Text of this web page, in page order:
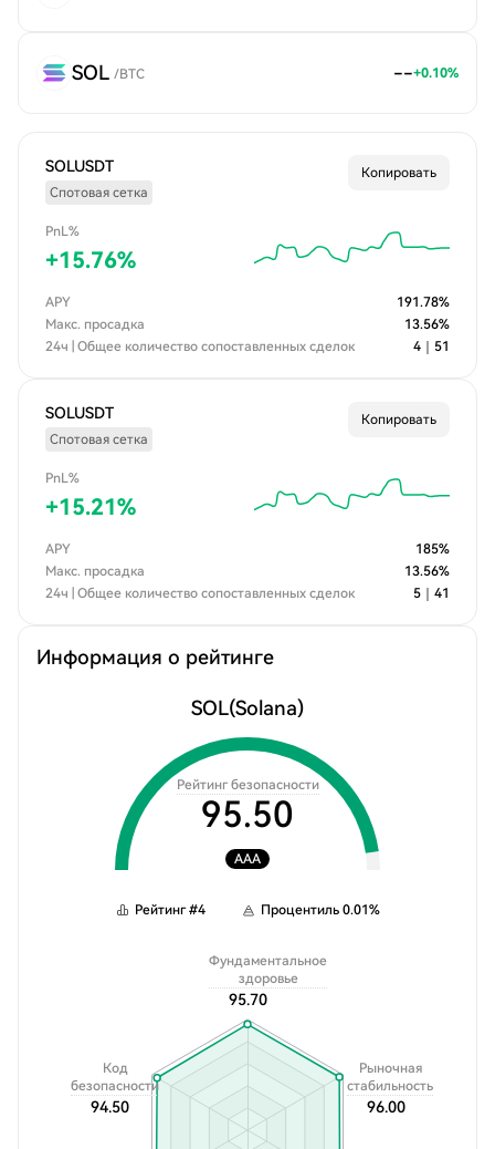
SOL /BTC --+0.10%
SOLUSDT
Спотовая сетка
Копировать
PnL%
+15.76%
APY 191.78%
Макс. просадка
13.56%
24ч | Общее количество сопоставленных сделок
4 51
SOLUSDT
Спотовая сетка
Копировать
PnL%
+15.21%
APY 185%
Макс. просадка
13.56%
24ч | Общее количество сопоставленных сделок
5 41
Информация о рейтинге
SOL(Solana)
Рейтинг безопасности
95.50
AAA
Рейтинг#4 Процентиль 0.01%
Фундаментальное
здоровье
95.70
Код
безопасности
94.50
Рыночная
стабильность
96.00